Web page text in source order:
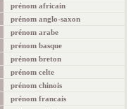
prénom africain
prénom anglo-saxon
prénom arabe
prénom basque
prénom breton
prénom celte
prénom chinois
prénom francais